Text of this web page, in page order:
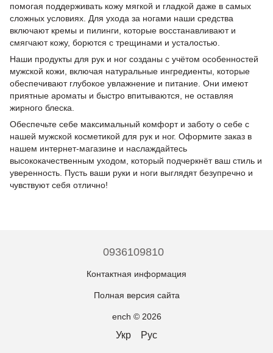
помогая поддерживать кожу мягкой и гладкой даже в самых
сложных условиях. Для ухода за ногами наши средства
включают кремы и пилинги, которые восстанавливают и
смягчают кожу, борются с трещинами и усталостью.
Наши продукты для рук и ног созданы с учётом особенностей
мужской кожи, включая натуральные ингредиенты, которые
обеспечивают глубокое увлажнение и питание. Они имеют
приятные ароматы и быстро впитываются, не оставляя
жирного блеска.
Обеспечьте себе максимальный комфорт и заботу о себе с
нашей мужской косметикой для рук и ног. Оформите заказ в
нашем интернет-магазине и наслаждайтесь
высококачественным уходом, который подчеркнёт ваш стиль и
уверенность. Пусть ваши руки и ноги выглядят безупречно и
чувствуют себя отлично!
0936109810
Контактная информация
Полная версия сайта
ench © 2026
Укр Рус